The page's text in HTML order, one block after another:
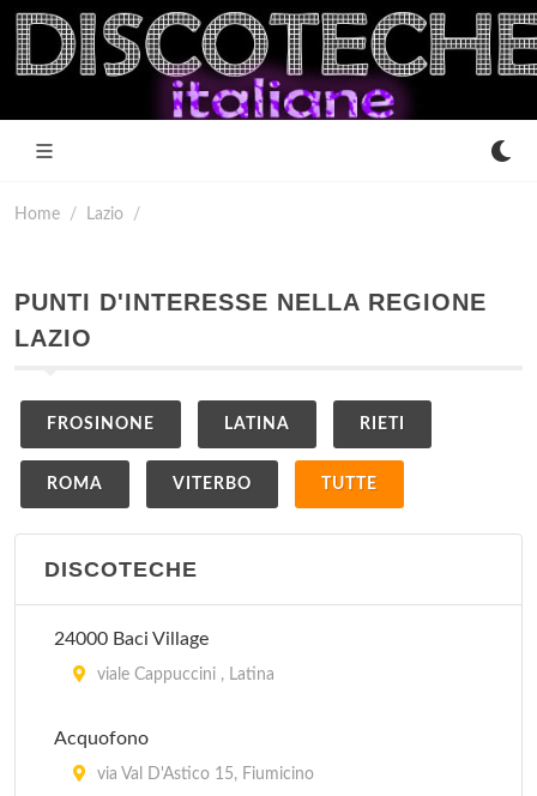
Home Lazio
PUNTI D'INTERESSE NELLA REGIONE
LAZIO
FROSINONE LATINA RIETI
ROMA VITERBO TUTTE
DISCOTECHE
24000 Baci Village
viale Cappuccini , Latina
Acquofono
via Val D'Astico 15, Fiumicino